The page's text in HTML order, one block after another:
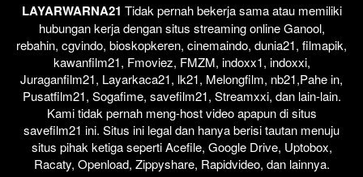
LAYARWARNA21 Tidak pernah bekerja sama atau memiliki
hubungan kerja dengan situs streaming online Ganool,
rebahin, cgvindo, bioskopkeren, cinemaindo, dunia21, filmapik,
kawanfilm21, Fmoviez, FMZM, indoxx1, indoxxi,
Juraganfilm21, Layarkaca21, lk21, Melongfilm, nb21,Pahe in,
Pusatfilm21, Sogafime, savefilm21, Streamxxi, dan lain-lain.
Kami tidak pernah meng-host video apapun di situs
savefilm21 ini. Situs ini legal dan hanya berisi tautan menuju
situs pihak ketiga seperti Acefile, Google Drive, Uptobox,
Racaty, Openload, Zippyshare, Rapidvideo, dan lainnya.